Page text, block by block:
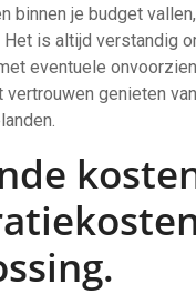
binnen je budget
is altijd verstandig
eventuele
vertrouwen genieten